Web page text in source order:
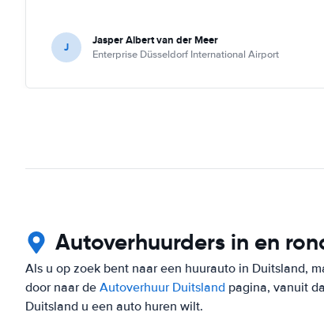
J Jasper Albert van der Meer
Enterprise Düsseldorf International Airport
Autoverhuurders in en
Als u op zoek bent naar een huurauto in Duitsland,
door naar de Autoverhuur Duitsland pagina, vanuit
Duitsland u een auto huren wilt.